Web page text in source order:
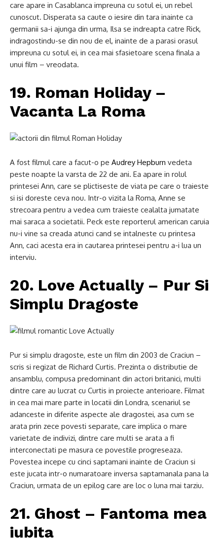
care apare in Casablanca impreuna cu sotul ei, un rebel
cunoscut. Disperata sa caute o iesire din tara inainte ca
germanii sa-i ajunga din urma, Ilsa se indreapta catre Rick,
indragostindu-se din nou de el, inainte de a parasi orasul
impreuna cu sotul ei, in cea mai sfasietoare scena finala a
unui film – vreodata.
19. Roman Holiday –
Vacanta La Roma
A fost filmul care a facut-o pe Audrey Hepburn vedeta
peste noapte la varsta de 22 de ani. Ea apare in rolul
printesei Ann, care se plictiseste de viata pe care o traieste
si isi doreste ceva nou. Intr-o vizita la Roma, Anne se
strecoara pentru a vedea cum traieste cealalta jumatate
mai saraca a societatii. Peck este reporterul american caruia
nu-i vine sa creada atunci cand se intalneste cu printesa
Ann, caci acesta era in cautarea printesei pentru a-i lua un
interviu.
20. Love Actually – Pur Si
Simplu Dragoste
Pur si simplu dragoste, este un film din 2003 de Craciun –
scris si regizat de Richard Curtis. Prezinta o distributie de
ansamblu, compusa predominant din actori britanici, multi
dintre care au lucrat cu Curtis in proiecte anterioare. Filmat
in cea mai mare parte in locatii din Londra, scenariul se
adanceste in diferite aspecte ale dragostei, asa cum se
arata prin zece povesti separate, care implica o mare
varietate de indivizi, dintre care multi se arata a fi
interconectati pe masura ce povestile progreseaza.
Povestea incepe cu cinci saptamani inainte de Craciun si
este jucata intr-o numaratoare inversa saptamanala pana la
Craciun, urmata de un epilog care are loc o luna mai tarziu.
21. Ghost – Fantoma mea
iubita